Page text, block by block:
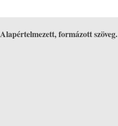
Alapértelmezett, formázott szöveg.